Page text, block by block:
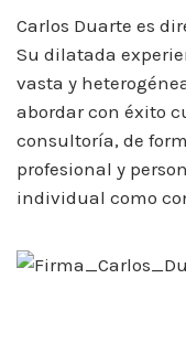
Carlos Duarte es
Su dilatada
vasta y
abordar con éxito
consultoría, de
profesional y
individual como